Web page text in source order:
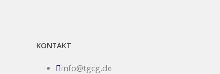
KONTAKT
info@tgcg.de